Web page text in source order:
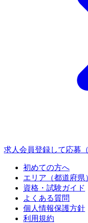
求人会員登録して応募（
初めての方へ
エリア（都道府県
資格・試験ガイド
よくある質問
個人情報保護方針
利用規約